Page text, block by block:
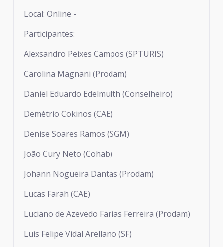
Local: Online -
Participantes:
Alexsandro Peixes Campos (SPTURIS)
Carolina Magnani (Prodam)
Daniel Eduardo Edelmulth (Conselheiro)
Demétrio Cokinos (CAE)
Denise Soares Ramos (SGM)
João Cury Neto (Cohab)
Johann Nogueira Dantas (Prodam)
Lucas Farah (CAE)
Luciano de Azevedo Farias Ferreira (Prodam)
Luis Felipe Vidal Arellano (SF)